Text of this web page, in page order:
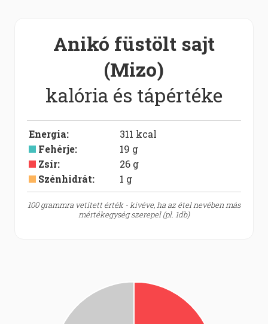
Anikó füstölt sajt
(Mizo)
kalória és tápértéke
Energia: 311 kcal
Fehérje: 19 g
Zsír: 26 g
Szénhidrát: 1 g
100 grammra vetített érték - kivéve, ha az étel nevében más
mértékegység szerepel (pl. 1db)